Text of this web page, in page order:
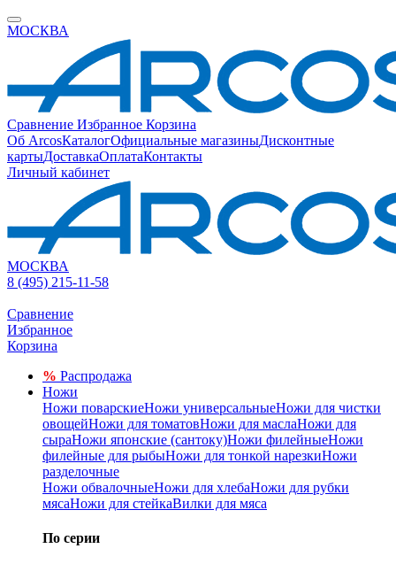
МОСКВА
Сравнение Избранное Корзина
Об ArcosКаталогОфициальные магазиныДисконтные
картыДоставкаОплатаКонтакты
Личный кабинет
МОСКВА
8 (495) 215-11-58
Сравнение
Избранное
Корзина
% Распродажа
Ножи
Ножи поварскиеНожи универсальныеНожи для чистки
овощейНожи для томатовНожи для маслаНожи для
сыраНожи японские (сантоку)Ножи филейныеНожи
филейные для рыбыНожи для тонкой нарезкиНожи
разделочные
Ножи обвалочныеНожи для хлебаНожи для рубки
мясаНожи для стейкаВилки для мяса
По серии